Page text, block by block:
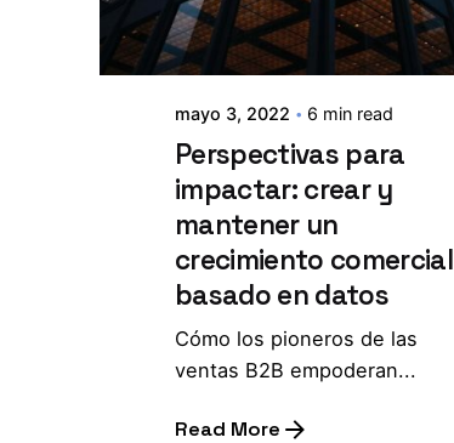
mayo 3, 2022 6 min read
Perspectivas para
impactar: crear y
mantener un
crecimiento comercial
basado en datos
Cómo los pioneros de las
ventas B2B empoderan...
Read More